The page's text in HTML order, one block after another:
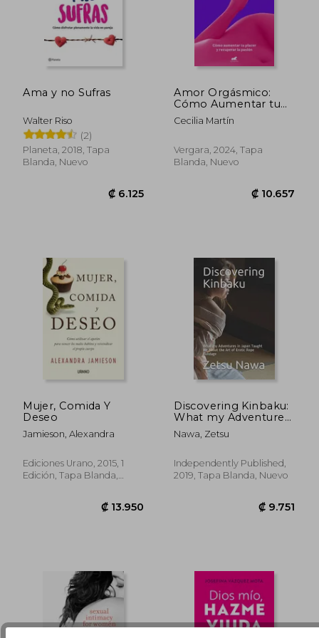
₡ 16.829
Ama y no Sufras
Walter Riso
(2)
Planeta, 2018, Tapa
Blanda, Nuevo
Amor Orgásmico:
Cómo Aumentar tu
Placer y Recuperar la
Pasión
Cecilia Martín
Vergara, 2024, Tapa
Blanda, Nuevo
Mujer, Comida Y
Deseo
Jamieson, Alexandra
Ediciones Urano, 2015, 1
Edición, Tapa Blanda,
Discovering Kinbaku:
What my Adventures
in Japan Taught me
About the art of
(en Inglés)
Nawa, Zetsu
Independently Published,
2019, Tapa Blanda, Nuevo